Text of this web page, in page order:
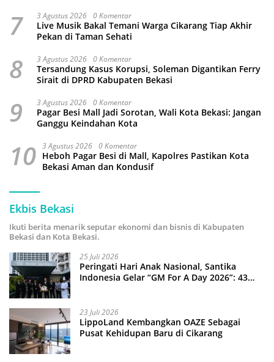
7 3 Agustus 2026 0 Komentar
Live Musik Bakal Temani Warga Cikarang Tiap Akhir
Pekan di Taman Sehati
8 3 Agustus 2026 0 Komentar
Tersandung Kasus Korupsi, Soleman Digantikan Ferry
Sirait di DPRD Kabupaten Bekasi
9 3 Agustus 2026 0 Komentar
Pagar Besi Mall Jadi Sorotan, Wali Kota Bekasi: Jangan
Ganggu Keindahan Kota
10 3 Agustus 2026 0 Komentar
Heboh Pagar Besi di Mall, Kapolres Pastikan Kota
Bekasi Aman dan Kondusif
Ekbis Bekasi
Ikuti berita menarik seputar ekonomi dan bisnis di Kabupaten
Bekasi dan Kota Bekasi.
25 Juli 2026
Peringati Hari Anak Nasional, Santika
Indonesia Gelar “GM For A Day 2026”: 43
23 Juli 2026
LippoLand Kembangkan OAZE Sebagai
Pusat Kehidupan Baru di Cikarang